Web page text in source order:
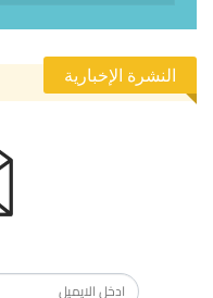
النشرة الإخبارية